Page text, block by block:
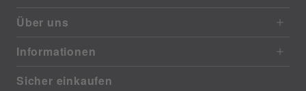
Über uns
Informationen
Sicher einkaufen